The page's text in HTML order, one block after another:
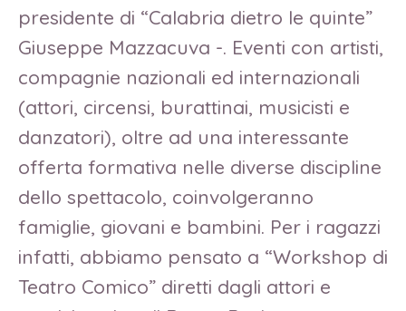
presidente di “Calabria dietro le quinte”
Giuseppe Mazzacuva -. Eventi con artisti,
compagnie nazionali ed internazionali
(attori, circensi, burattinai, musicisti e
danzatori), oltre ad una interessante
offerta formativa nelle diverse discipline
dello spettacolo, coinvolgeranno
famiglie, giovani e bambini. Per i ragazzi
infatti, abbiamo pensato a “Workshop di
Teatro Comico” diretti dagli attori e